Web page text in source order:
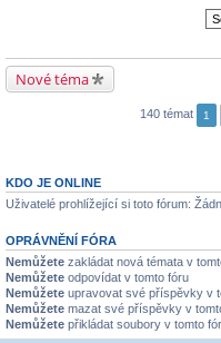
Nové téma
140 témat 1
KDO JE ONLINE
Uživatelé prohlížející si toto fórum:
OPRÁVNĚNÍ FÓRA
Nemůžete zakládat nová témata v
Nemůžete odpovídat v tomto fóru
Nemůžete upravovat své příspěvky v
Nemůžete mazat své příspěvky v
Nemůžete přikládat soubory v tomto